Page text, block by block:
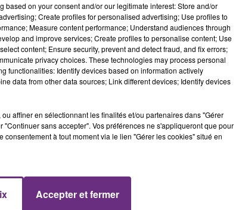
DANS LES ARDENNES
s'est déclaré ce mercredi
La
A
Pop Le
based on your consent and/or our legitimate interest: Store and/or
Create profiles for personalised advertising; Use profiles to
Measure content performance; Understand audiences through
and improve services; Create profiles to personalise content; Use
content; Ensure security, prevent and detect fraud, and fix errors;
privacy choices. These technologies may process personal
functionalities: Identify devices based on information actively
data from other data sources; Link different devices; Identify devices
affiner en sélectionnant les finalités et/ou partenaires dans "Gérer
sans accepter". Vos préférences ne s'appliqueront que pour
à tout moment via le lien "Gérer les cookies" situé en
Accepter et fermer